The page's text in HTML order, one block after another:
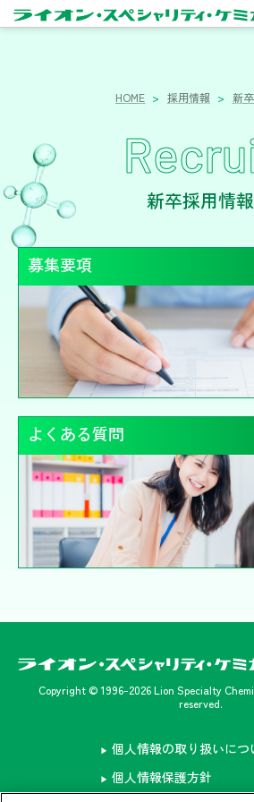
HOME 採用情報 新
新卒採用情報
募集要項
よくある質問
Copyright © 1996-2026 Lion Specialty
reserved.
▶ 個人情報の取り扱いにつ
▶ 個人情報保護方針